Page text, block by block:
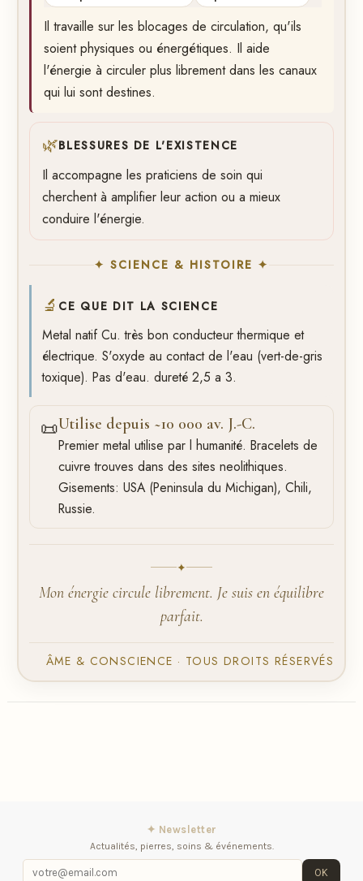
Il travaille sur les blocages de circulation, qu'ils
soient physiques ou énergétiques. Il aide
l'énergie à circuler plus librement dans les canaux
qui lui sont destines.
🌿BLESSURES DE L'EXISTENCE
Il accompagne les praticiens de soin qui
cherchent à amplifier leur action ou a mieux
conduire l'énergie.
✦ SCIENCE & HISTOIRE ✦
🔬 CE QUE DIT LA SCIENCE
Metal natif Cu. très bon conducteur thermique et
électrique. S'oxyde au contact de l'eau (vert-de-gris
toxique). Pas d'eau. dureté 2,5 a 3.
📜Utilise depuis ~10 000 av. J.-C.
Premier metal utilise par l humanité. Bracelets de
cuivre trouves dans des sites neolithiques.
Gisements: USA (Peninsula du Michigan), Chili,
Russie.
✦
Mon énergie circule librement. Je suis en équilibre
parfait.
ÂME & CONSCIENCE · TOUS DROITS RÉSERVÉS
✦ Newsletter
Actualités, pierres, soins & événements.
OK